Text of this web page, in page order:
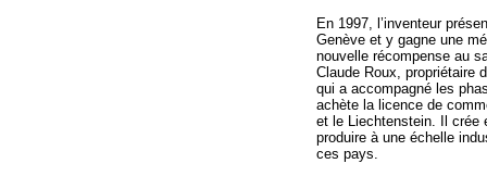
En 1997, l’inventeur
Genève et y gagne une
nouvelle récompense au
Claude Roux, propriétaire
qui a accompagné les
achète la licence de
et le Liechtenstein. Il crée
produire à une échelle
ces pays.